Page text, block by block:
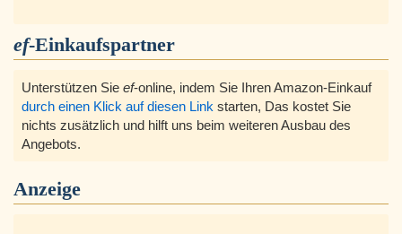
ef-Einkaufspartner
Unterstützen Sie ef-online, indem Sie Ihren Amazon-Einkauf
durch einen Klick auf diesen Link starten, Das kostet Sie
nichts zusätzlich und hilft uns beim weiteren Ausbau des
Angebots.
Anzeige